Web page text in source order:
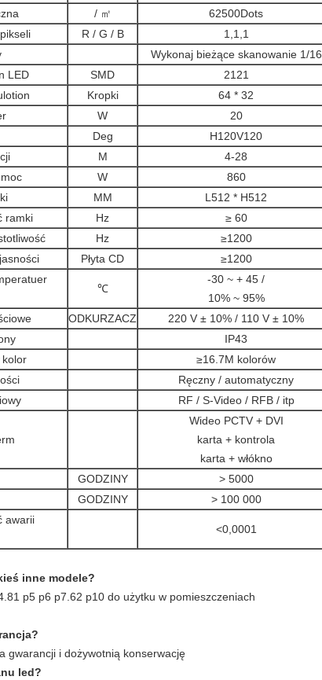
/ ㎡
62500Dots
R / G / B
1,1,1
Wykonaj bieżące skanowanie 1/16
LED
SMD
2121
Kropki
64 * 32
W 20
Deg
H120V120
M
4-28
W
860
MM
L512 * H512
ramki
Hz
≥ 60
Hz
≥1200
Płyta CD
≥1200
℃
-30 ~ + 45 /
10% ~ 95%
ODKURZACZ
220 V ± 10% / 110 V ± 10%
IP43
kolor
≥16.7M kolorów
Ręczny / automatyczny
RF / S-Video / RFB / itp
Wideo PCTV + DVI
karta + kontrola
karta + włókno
GODZINY
> 5000
GODZINY
> 100 000
awarii
<0,0001
inne modele?
p5 p6 p7.62 p10 do użytku w pomieszczeniach
gwarancji i dożywotnią konserwację
led?